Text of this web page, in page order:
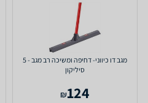
מגב דו כיווני- דחיפה ומשיכה רב מגב - 5
סיליקון
124
₪